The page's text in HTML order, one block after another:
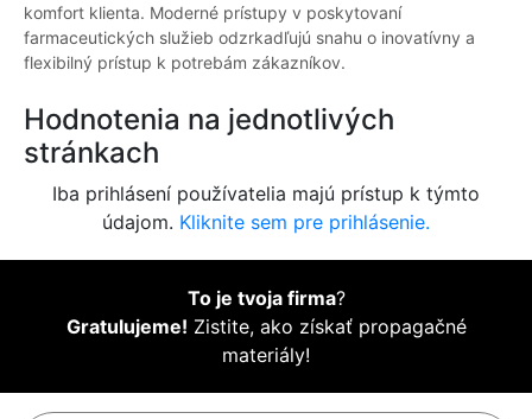
komfort klienta. Moderné prístupy v poskytovaní
farmaceutických služieb odzrkadľujú snahu o inovatívny a
flexibilný prístup k potrebám zákazníkov.
Hodnotenia na jednotlivých
stránkach
Iba prihlásení používatelia majú prístup k týmto
údajom. Kliknite sem pre prihlásenie.
To je tvoja firma?
Gratulujeme! Zistite, ako získať propagačné
materiály!